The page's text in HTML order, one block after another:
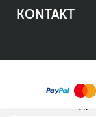
KONTAKT